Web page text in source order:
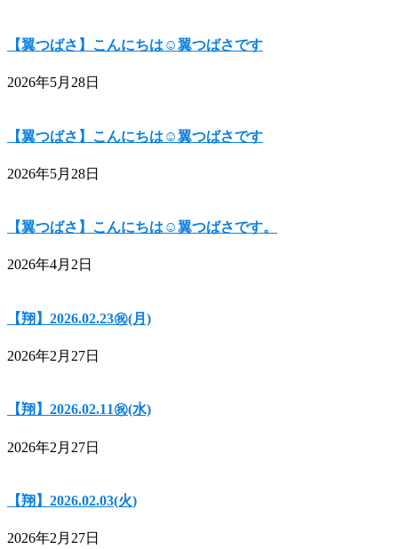
【翼つばさ】こんにちは☺翼つばさです
2026年5月28日
【翼つばさ】こんにちは☺翼つばさです
2026年5月28日
【翼つばさ】こんにちは☺翼つばさです。
2026年4月2日
【翔】2026.02.23㊗(月)
2026年2月27日
【翔】2026.02.11㊗(水)
2026年2月27日
【翔】2026.02.03(火)
2026年2月27日